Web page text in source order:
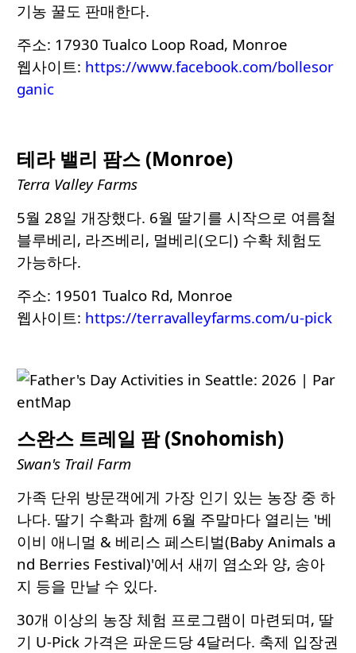
기농 꿀도 판매한다.
주소: 17930 Tualco Loop Road, Monroe
웹사이트: https://www.facebook.com/bollesor
ganic
테라 밸리 팜스 (Monroe)
Terra Valley Farms
5월 28일 개장했다. 6월 딸기를 시작으로 여름철
블루베리, 라즈베리, 멀베리(오디) 수확 체험도
가능하다.
주소: 19501 Tualco Rd, Monroe
웹사이트: https://terravalleyfarms.com/u-pick
스완스 트레일 팜 (Snohomish)
Swan's Trail Farm
가족 단위 방문객에게 가장 인기 있는 농장 중 하
나다. 딸기 수확과 함께 6월 주말마다 열리는 '베
이비 애니멀 & 베리스 페스티벌(Baby Animals a
nd Berries Festival)'에서 새끼 염소와 양, 송아
지 등을 만날 수 있다.
30개 이상의 농장 체험 프로그램이 마련되며, 딸
기 U-Pick 가격은 파운드당 4달러다. 축제 입장권